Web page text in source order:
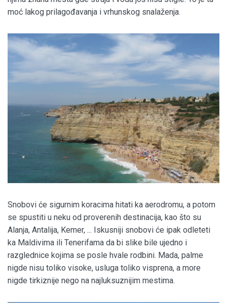
moć lakog prilagođavanja i vrhunskog snalaženja.
Snobovi će sigurnim koracima hitati ka aerodromu, a potom
se spustiti u neku od proverenih destinacija, kao što su
Alanja, Antalija, Kemer, ... Iskusniji snobovi će ipak odleteti
ka Maldivima ili Tenerifama da bi slike bile ujedno i
razglednice kojima se posle hvale rodbini. Mada, palme
nigde nisu toliko visoke, usluga toliko visprena, a more
nigde tirkiznije nego na najluksuznijim mestima.